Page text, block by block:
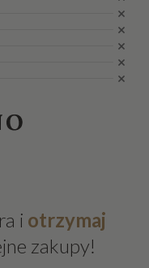
i otrzymaj
zakupy!